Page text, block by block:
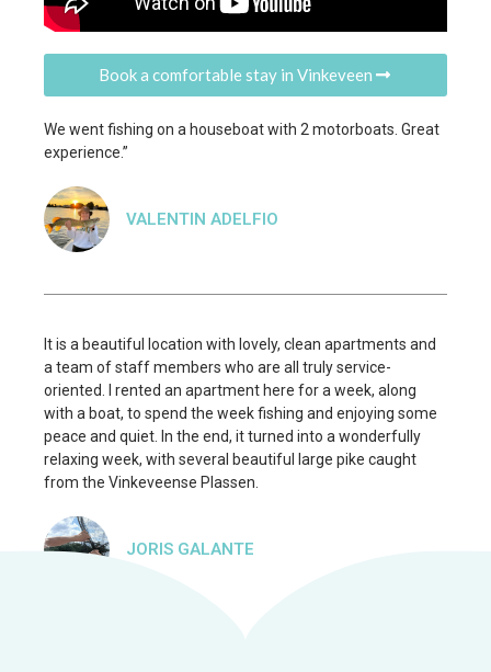
Book a comfortable stay in Vinkeveen
We went fishing on a houseboat with 2 motorboats. Great
experience.”
VALENTIN ADELFIO
It is a beautiful location with lovely, clean apartments and
a team of staff members who are all truly service-
oriented. I rented an apartment here for a week, along
with a boat, to spend the week fishing and enjoying some
peace and quiet. In the end, it turned into a wonderfully
relaxing week, with several beautiful large pike caught
from the Vinkeveense Plassen.
JORIS GALANTE